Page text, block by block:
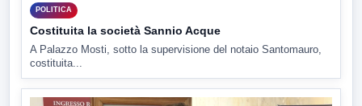
POLITICA
Costituita la società Sannio Acque
A Palazzo Mosti, sotto la supervisione del notaio Santomauro,
costituita...